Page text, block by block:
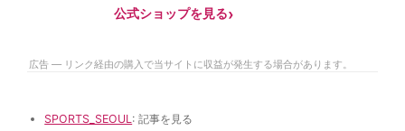
公式ショップを見る
広告 — リンク経由の購入で当サイトに収益が発生する場合があります。
SPORTS_SEOUL : 記事を見る